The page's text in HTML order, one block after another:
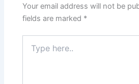
Your email address will not be
fields are marked *
here..